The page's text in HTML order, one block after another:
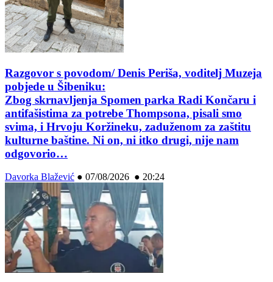
Razgovor s povodom/ Denis Periša, voditelj Muzeja
pobjede u Šibeniku:
Zbog skrnavljenja Spomen parka Radi Končaru i
antifašistima za potrebe Thompsona, pisali smo
svima, i Hrvoju Koržineku, zaduženom za zaštitu
kulturne baštine. Ni on, ni itko drugi, nije nam
odgovorio…
Davorka Blažević ● 07/08/2026 ● 20:24